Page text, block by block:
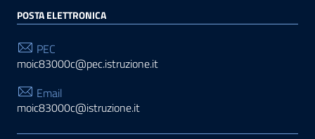
POSTA ELETTRONICA
PEC
moic83000c@pec.istruzione.it
Email
moic83000c@istruzione.it